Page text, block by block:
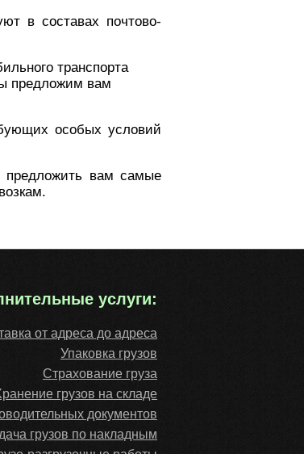
в составах почтово-
транспорта
предложим вам
особых условий
предложить вам самые
услуги:
от адреса до адреса
Упаковка грузов
Cтрахование груза
грузов на складе
документов
грузов по накладным